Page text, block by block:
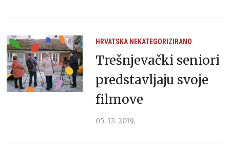
HRVATSKA NEKATEGORIZIRANO
Trešnjevački seniori
predstavljaju svoje
filmove
05. 12. 2019.